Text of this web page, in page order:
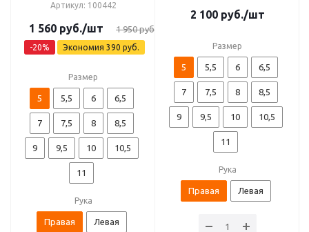
Артикул: 100442
1 560 руб./шт 1 950руб.
-20% Экономия 390 руб.
Размер
5 5,5 6 6,5
7 7,5 8 8,5
9 9,5 10 10,5
11
Рука
Правая Левая
2 100руб./шт
Размер
5 5,5 6 6,5
7 7,5 8 8,5
9 9,5 10 10,5
11
Рука
Правая Левая